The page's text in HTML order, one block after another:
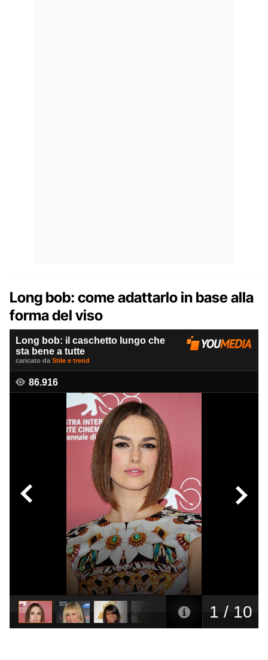
Long bob: come adattarlo in base alla
forma del viso